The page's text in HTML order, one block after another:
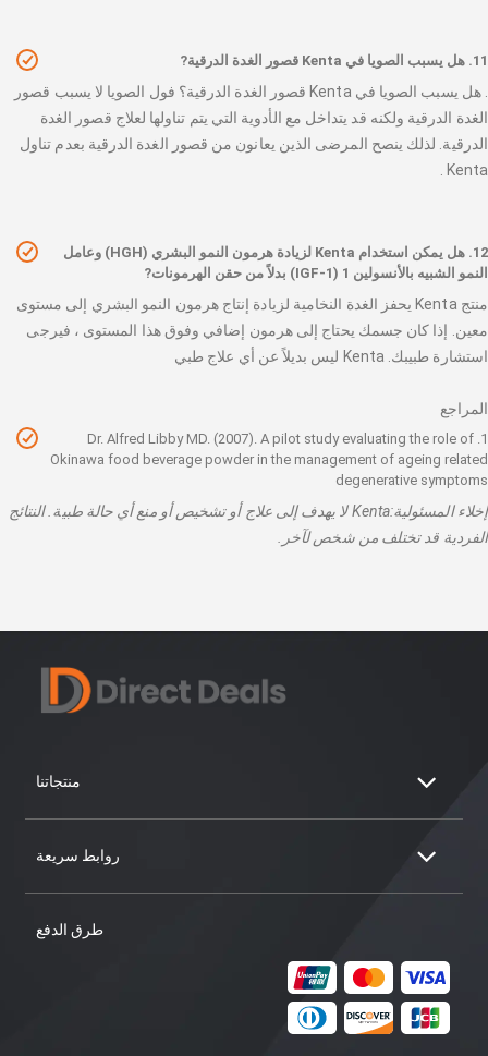
11. هل يسبب الصويا في Kenta قصور الغدة الدرقية?
. هل يسبب الصويا في Kenta قصور الغدة الدرقية؟ فول الصويا لا يسبب قصور
الغدة الدرقية ولكنه قد يتداخل مع الأدوية التي يتم تناولها لعلاج قصور الغدة
الدرقية. لذلك ينصح المرضى الذين يعانون من قصور الغدة الدرقية بعدم تناول
Kenta .
12. هل يمكن استخدام Kenta لزيادة هرمون النمو البشري (HGH) وعامل
النمو الشبيه بالأنسولين 1 (IGF-1) بدلاً من حقن الهرمونات?
منتج Kenta يحفز الغدة النخامية لزيادة إنتاج هرمون النمو البشري إلى مستوى
معين. إذا كان جسمك يحتاج إلى هرمون إضافي وفوق هذا المستوى ، فيرجى
استشارة طبيبك. Kenta ليس بديلاً عن أي علاج طبي
المراجع
1. Dr. Alfred Libby MD. (2007). A pilot study evaluating the role of
Okinawa food beverage powder in the management of ageing related
degenerative symptoms
إخلاء المسئولية:Kenta لا يهدف إلى علاج أو تشخيص أو منع أي حالة طبية. النتائج
الفردية قد تختلف من شخص لآخر.
منتجاتنا
روابط سريعة
طرق الدفع